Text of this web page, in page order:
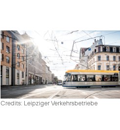
Credits: Leipziger Verkehrsbetriebe